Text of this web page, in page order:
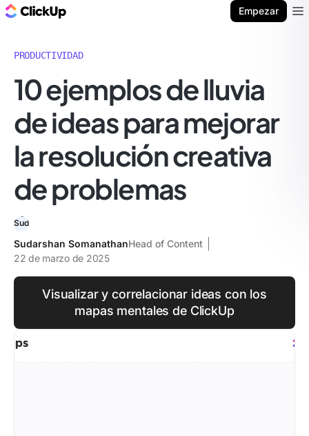
Empezar
PRODUCTIVIDAD
10 ejemplos de lluvia
de ideas para mejorar
la resolución creativa
de problemas
Sudarshan SomanathanHead of Content
22 de marzo de 2025
Visualizar y correlacionar ideas con los
mapas mentales de ClickUp